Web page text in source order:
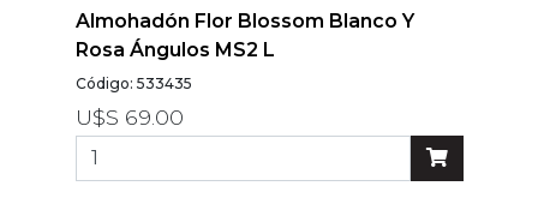
Almohadón Flor Blossom Blanco Y
Rosa Ángulos MS2 L
Código: 533435
U$S 69.00